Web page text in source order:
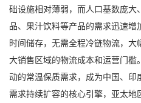
础设施相对薄弱，而人口基数庞大
品、果汁饮料等产品的需求迅速
时间储存，无需全程冷链物流，
大销售区域的物流成本和运营门
动的常温保质需求，成为中国、
需求持续扩容的核心引擎，亚太